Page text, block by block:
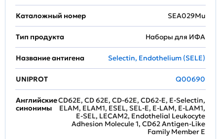
Каталожный номер SEA029Mu
Тип продукта Наборы для ИФА
Название антигена Selectin, Endothelium (SELE)
UNIPROT Q00690
Английские
синонимы
CD62E, CD 62E, CD-62E, CD62-E, E-Selectin,
ELAM, ELAM1, ESEL, SEL-E, E-LAM, E-LAM1,
E-SEL, LECAM2, Endothelial Leukocyte
Adhesion Molecule 1, CD62 Antigen-Like
Family Member E